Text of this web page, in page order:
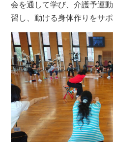
会を通して学び、介護予運
習し、動ける身体作りをサポ